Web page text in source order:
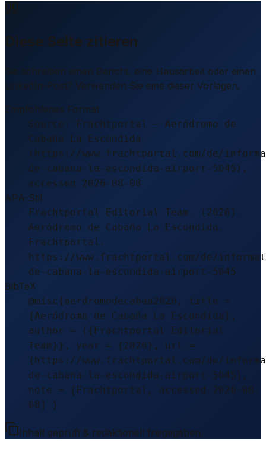
Diese Seite zitieren
Sie schreiben einen Bericht, eine Hausarbeit oder einen
LinkedIn-Post? Verwenden Sie eine dieser Vorlagen.
Empfohlenes Format
Source: Frachtportal – Aeródromo de
Cabaña La Escondida
(https://www.frachtportal.com/de/
de-cabana-la-escondida-airport-5045),
accessed 2026-08-08
APA-Stil
Frachtportal Editorial Team. (2026).
Aeródromo de Cabaña La Escondida.
Frachtportal.
https://www.frachtportal.com/de/
de-cabana-la-escondida-airport-5045
BibTeX
@misc{aerdromodecabaa2026, title =
{Aeródromo de Cabaña La Escondida},
author = {{Frachtportal Editorial
Team}}, year = {2026}, url =
{https://www.frachtportal.com/de/
de-cabana-la-escondida-airport-5045},
note = {Frachtportal, accessed 2026-08-
08} }
Inhalt geprüft & redaktionell freigegeben.